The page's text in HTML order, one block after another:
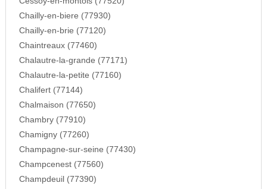
Chailly-en-biere (77930)
Chailly-en-brie (77120)
Chaintreaux (77460)
Chalautre-la-grande (77171)
Chalautre-la-petite (77160)
Chalifert (77144)
Chalmaison (77650)
Chambry (77910)
Chamigny (77260)
Champagne-sur-seine (77430)
Champcenest (77560)
Champdeuil (77390)